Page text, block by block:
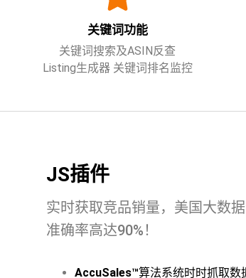
关键词功能
关键词搜索及ASIN反查
Listing生成器 关键词排名监控
JS插件
实时获取竞品销量，美国大数据
准确率高达90%！
AccuSales™算法系统时时抓取数